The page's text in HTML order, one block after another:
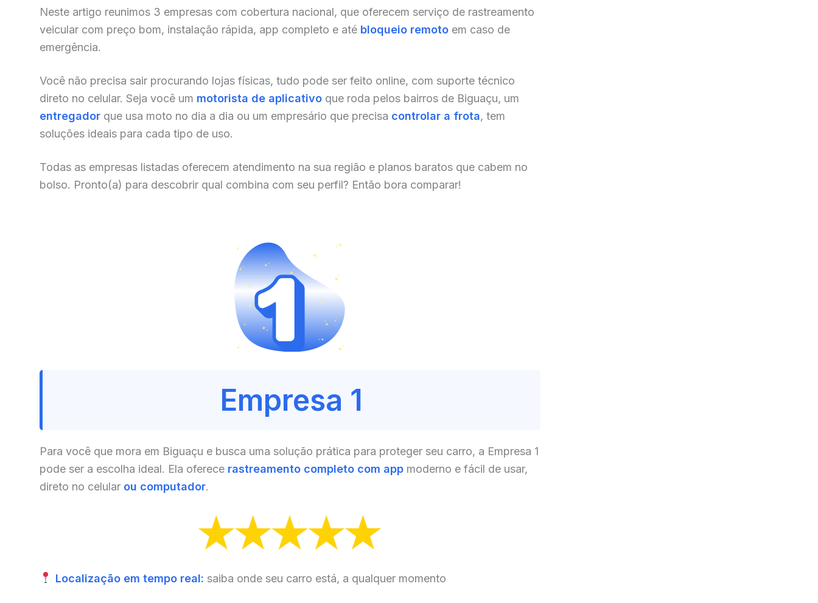
Neste artigo reunimos 3 empresas com cobertura nacional, que oferecem serviço de rastreamento
veicular com preço bom, instalação rápida, app completo e até bloqueio remoto em caso de
emergência.
Você não precisa sair procurando lojas físicas, tudo pode ser feito online, com suporte técnico
direto no celular. Seja você um motorista de aplicativo que roda pelos bairros de Biguaçu, um
entregador que usa moto no dia a dia ou um empresário que precisa controlar a frota, tem
soluções ideais para cada tipo de uso.
Todas as empresas listadas oferecem atendimento na sua região e planos baratos que cabem no
bolso. Pronto(a) para descobrir qual combina com seu perfil? Então bora comparar!
Empresa 1
Para você que mora em Biguaçu e busca uma solução prática para proteger seu carro, a Empresa 1
pode ser a escolha ideal. Ela oferece rastreamento completo com app moderno e fácil de usar,
direto no celular ou computador.
Localização em tempo real: saiba onde seu carro está, a qualquer momento